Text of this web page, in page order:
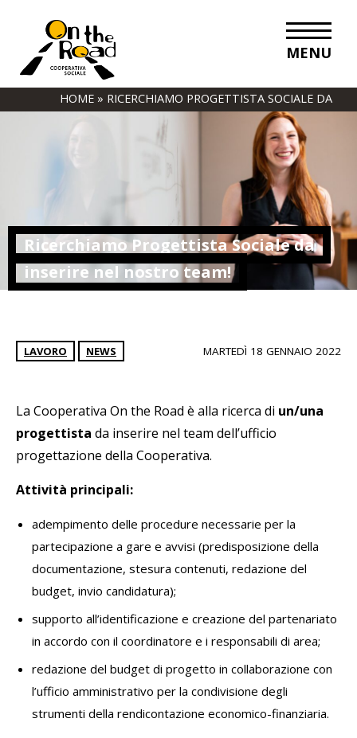
MENU
HOME » RICERCHIAMO PROGETTISTA SOCIALE DA
INSERIRE NEL NOSTRO TEAM!
Ricerchiamo Progettista Sociale da
inserire nel nostro team!
LAVORO NEWS MARTEDÌ 18 GENNAIO 2022
La Cooperativa On the Road è alla ricerca di un/una
progettista da inserire nel team dell’ufficio
progettazione della Cooperativa.
Attività principali:
adempimento delle procedure necessarie per la
partecipazione a gare e avvisi (predisposizione della
documentazione, stesura contenuti, redazione del
budget, invio candidatura);
supporto all’identificazione e creazione del partenariato
in accordo con il coordinatore e i responsabili di area;
redazione del budget di progetto in collaborazione con
l’ufficio amministrativo per la condivisione degli
strumenti della rendicontazione economico-finanziaria.